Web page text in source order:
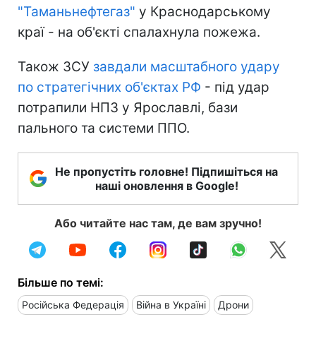
"Таманьнефтегаз" у Краснодарському
краї - на об'єкті спалахнула пожежа.
Також ЗСУ завдали масштабного удару
по стратегічних об'єктах РФ - під удар
потрапили НПЗ у Ярославлі, бази
пального та системи ППО.
Не пропустіть головне! Підпишіться на
наші оновлення в Google!
Або читайте нас там, де вам зручно!
Більше по темі:
Російська Федерація Війна в Україні Дрони